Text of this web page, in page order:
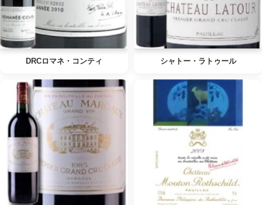
DRCロマネ・コンティ シャトー・ラトゥール